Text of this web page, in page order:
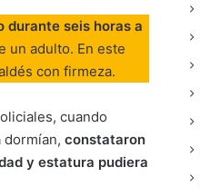
durante seis horas a
un adulto. En este
con firmeza.
cuando
constataron
y estatura pudiera